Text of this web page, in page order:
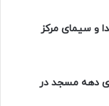
و سیمای مرکز
دهه مسجد در